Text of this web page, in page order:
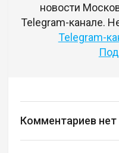
новости
Telegram-канале.
Telegram-
Комментариев нет